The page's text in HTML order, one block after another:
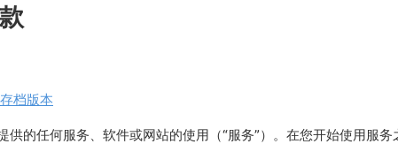
存档版本
的任何服务、软件或网站的使用（“服务”）。在您开始使用服